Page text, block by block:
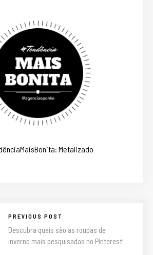
Metalizado
PREVIOUS POST
Descubra quais são as roupas de
inverno mais pesquisadas no Pinterest!